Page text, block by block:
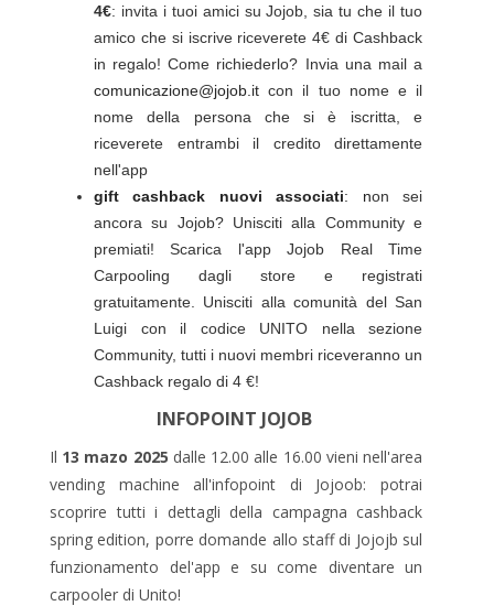
4€: invita i tuoi amici su Jojob, sia tu che il tuo
amico che si iscrive riceverete 4€ di Cashback
in regalo! Come richiederlo? Invia una mail a
comunicazione@jojob.it con il tuo nome e il
nome della persona che si è iscritta, e
riceverete entrambi il credito direttamente
nell'app
gift cashback nuovi associati: non sei
ancora su Jojob? Unisciti alla Community e
premiati! Scarica l'app Jojob Real Time
Carpooling dagli store e registrati
gratuitamente. Unisciti alla comunità del San
Luigi con il codice UNITO nella sezione
Community, tutti i nuovi membri riceveranno un
Cashback regalo di 4 €!
INFOPOINT JOJOB
Il 13 mazo 2025 dalle 12.00 alle 16.00 vieni nell'area
vending machine all'infopoint di Jojoob: potrai
scoprire tutti i dettagli della campagna cashback
spring edition, porre domande allo staff di Jojojb sul
funzionamento del'app e su come diventare un
carpooler di Unito!